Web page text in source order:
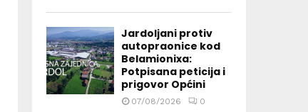
Jardoljani protiv
autopraonice kod
Belamionixa:
Potpisana peticija i
prigovor Općini
07/08/2026 0